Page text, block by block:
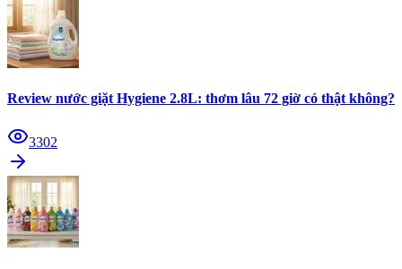
Review nước giặt Hygiene 2.8L: thơm lâu 72 giờ có thật không?
3302